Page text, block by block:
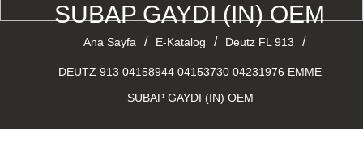
SUBAP GAYDI (IN) OEM
Ana Sayfa / E-Katalog / Deutz FL 913 /
DEUTZ 913 04158944 04153730 04231976 EMME
SUBAP GAYDI (IN) OEM